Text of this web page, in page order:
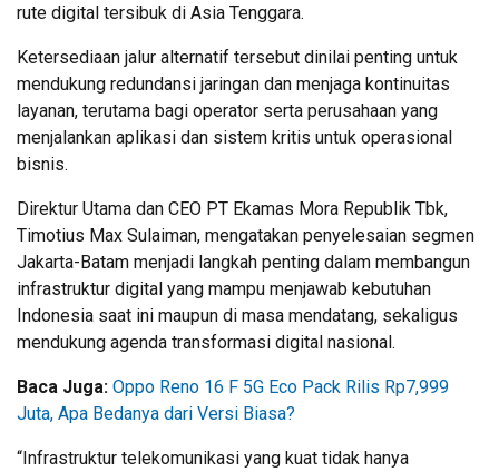
rute digital tersibuk di Asia Tenggara.
Ketersediaan jalur alternatif tersebut dinilai penting untuk
mendukung redundansi jaringan dan menjaga kontinuitas
layanan, terutama bagi operator serta perusahaan yang
menjalankan aplikasi dan sistem kritis untuk operasional
bisnis.
Direktur Utama dan CEO PT Ekamas Mora Republik Tbk,
Timotius Max Sulaiman, mengatakan penyelesaian segmen
Jakarta-Batam menjadi langkah penting dalam membangun
infrastruktur digital yang mampu menjawab kebutuhan
Indonesia saat ini maupun di masa mendatang, sekaligus
mendukung agenda transformasi digital nasional.
Baca Juga: Oppo Reno 16 F 5G Eco Pack Rilis Rp7,999
Juta, Apa Bedanya dari Versi Biasa?
“Infrastruktur telekomunikasi yang kuat tidak hanya